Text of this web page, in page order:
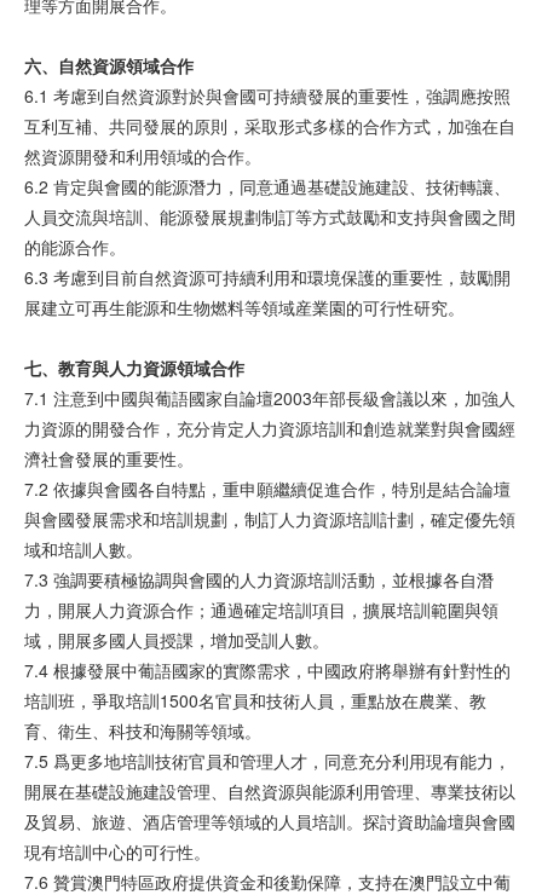
理等方面開展合作。
六、自然資源領域合作
6.1 考慮到自然資源對於與會國可持續發展的重要性，強調應按照
互利互補、共同發展的原則，采取形式多樣的合作方式，加強在自
然資源開發和利用領域的合作。
6.2 肯定與會國的能源潛力，同意通過基礎設施建設、技術轉讓、
人員交流與培訓、能源發展規劃制訂等方式鼓勵和支持與會國之間
的能源合作。
6.3 考慮到目前自然資源可持續利用和環境保護的重要性，鼓勵開
展建立可再生能源和生物燃料等領域産業園的可行性研究。
七、教育與人力資源領域合作
7.1 注意到中國與葡語國家自論壇2003年部長級會議以來，加強人
力資源的開發合作，充分肯定人力資源培訓和創造就業對與會國經
濟社會發展的重要性。
7.2 依據與會國各自特點，重申願繼續促進合作，特別是結合論壇
與會國發展需求和培訓規劃，制訂人力資源培訓計劃，確定優先領
域和培訓人數。
7.3 強調要積極協調與會國的人力資源培訓活動，並根據各自潛
力，開展人力資源合作；通過確定培訓項目，擴展培訓範圍與領
域，開展多國人員授課，增加受訓人數。
7.4 根據發展中葡語國家的實際需求，中國政府將舉辦有針對性的
培訓班，爭取培訓1500名官員和技術人員，重點放在農業、教
育、衛生、科技和海關等領域。
7.5 爲更多地培訓技術官員和管理人才，同意充分利用現有能力，
開展在基礎設施建設管理、自然資源與能源利用管理、專業技術以
及貿易、旅遊、酒店管理等領域的人員培訓。探討資助論壇與會國
現有培訓中心的可行性。
7.6 贊賞澳門特區政府提供資金和後勤保障，支持在澳門設立中葡